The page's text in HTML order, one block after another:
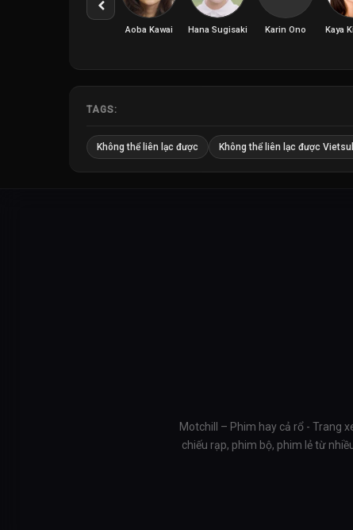
Aoba Kawai Hana Sugisaki Karin Ono Kaya
TAGS:
Không thể liên lạc được Không thể liên lạc được
Motchill – Phim hay cả rổ - Trang
chiếu rạp, phim bộ, phim lẻ từ